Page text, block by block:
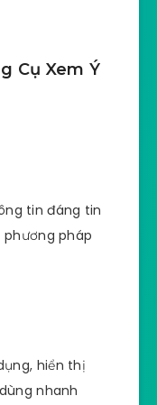
Cụ Xem Ý
tin đáng tin
pháp
hiển thị
nhanh